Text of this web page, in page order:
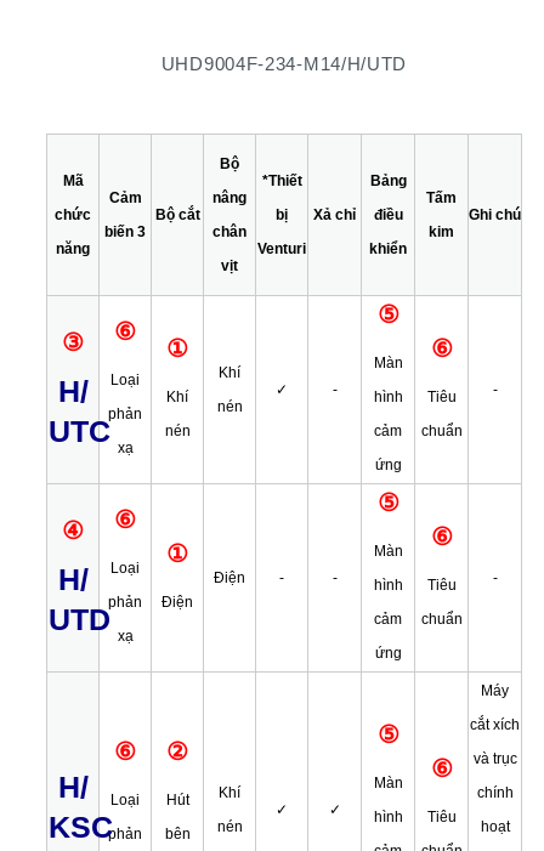
UHD9004F-234-M14/H/UTD
Mã
chức
năng
Cảm
biến 3
Bộ cắt
Bộ
nâng
chân
vịt
*Thiết
bị
Venturi
Xả chỉ
Bảng
điều
khiển
Tấm
kim
Ghi chú
③
H/
UTC
⑥
Loại
phản
xạ
①
Khí
nén
Khí
nén
✓ -
⑤
Màn
hình
cảm
ứng
⑥
Tiêu
chuẩn
-
④
H/
UTD
⑥
Loại
phản
xạ
①
Điện
Điện - -
⑤
Màn
hình
cảm
ứng
⑥
Tiêu
chuẩn
-
H/
KSC
⑥
Loại
phản
②
Hút
bên
Khí
nén
✓ ✓
⑤
Màn
hình
⑥
Tiêu
Máy
cắt xích
và trục
chính
hoạt